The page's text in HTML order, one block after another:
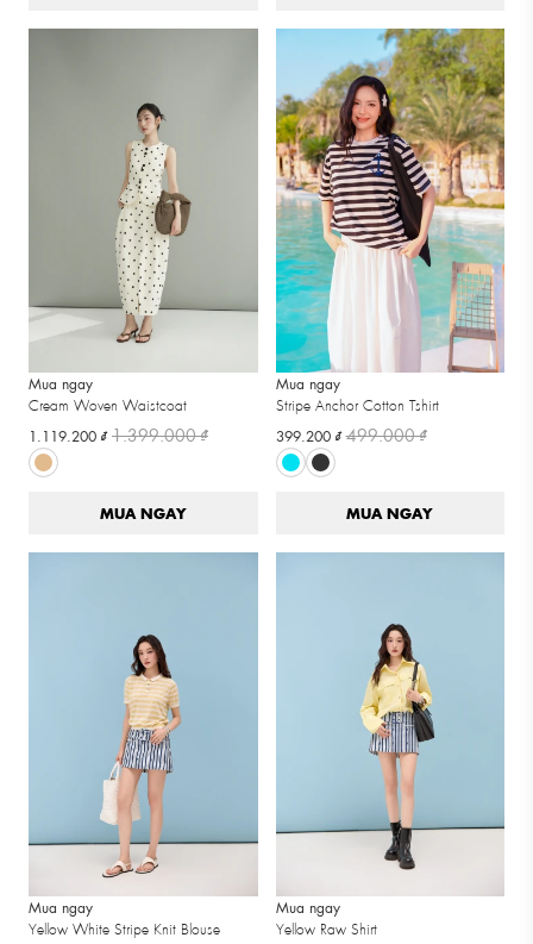
Mua ngay
Cream Woven Waistcoat
1.119.200 ₫1.399.000 ₫
MUA NGAY
Mua ngay
Stripe Anchor Cotton Tshirt
399.200 ₫499.000 ₫
MUA NGAY
Mua ngay
Yellow White Stripe Knit Blouse
Mua ngay
Yellow Raw Shirt